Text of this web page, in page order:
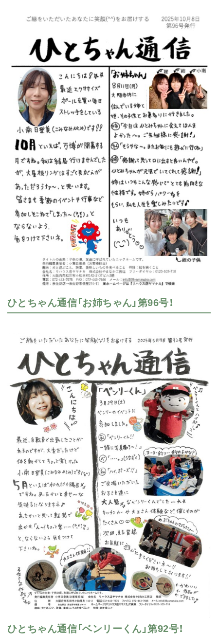
ひとちゃん通信「お姉ちゃん」第96号！
ひとちゃん通信「ベンリーくん」第92号！